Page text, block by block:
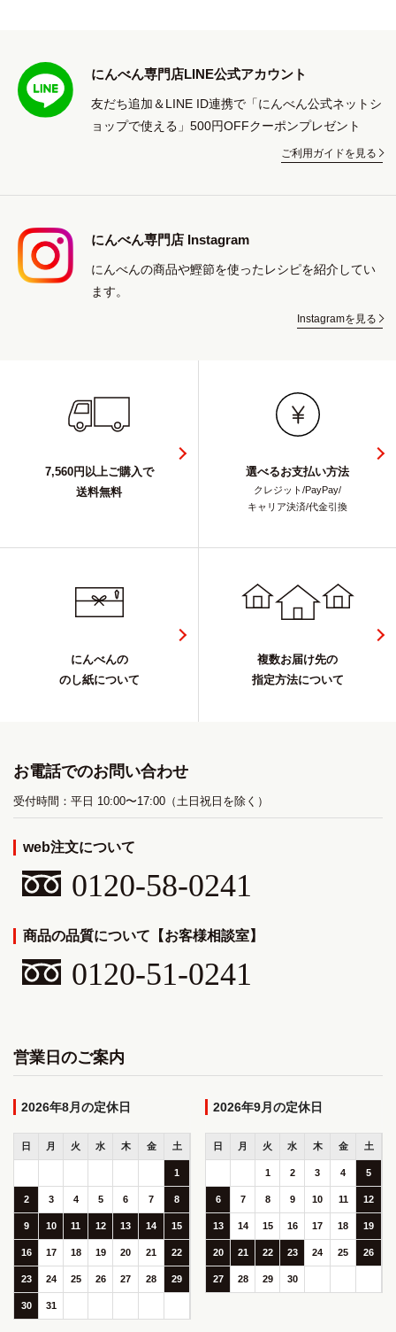
にんべん専門店LINE公式アカウント
友だち追加＆LINE ID連携で「にんべん公式ネットシ
ョップで使える」500円OFFクーポンプレゼント
ご利用ガイドを見る
にんべん専門店 Instagram
にんべんの商品や鰹節を使ったレシピを紹介してい
ます。
Instagramを見る
7,560円以上ご購入で
送料無料
選べるお支払い方法
クレジット/PayPay/
キャリア決済/代金引換
にんべんの
のし紙について
複数お届け先の
指定方法について
お電話でのお問い合わせ
受付時間：平日 10:00〜17:00（土日祝日を除く）
web注文について
0120-58-0241
商品の品質について【お客様相談室】
0120-51-0241
営業日のご案内
2026年8月
日 月 火 水 木 金 土
1
2 3 4 5 6 7 8
9 10 11 12 13 14 15
16 17 18 19 20 21 22
23 24 25 26 27 28 29
30 31
2026年9月
日 月 火 水 木 金 土
1 2 3 4 5
6 7 8 9 10 11 12
13 14 15 16 17 18 19
20 21 22 23 24 25 26
27 28 29 30